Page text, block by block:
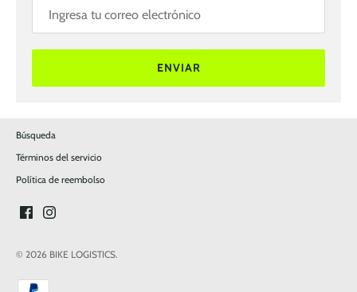
ENVIAR
Búsqueda
Términos del servicio
Política de reembolso
© 2026 BIKE LOGISTICS.